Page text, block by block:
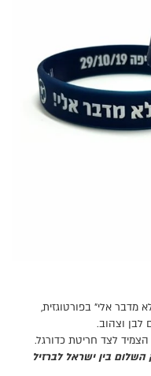
מדבר אלי" בפורטוגזית,
לבן וצהוב.
הצמיד לצד חריטת כדורגל.
בין ישראל לברזיל